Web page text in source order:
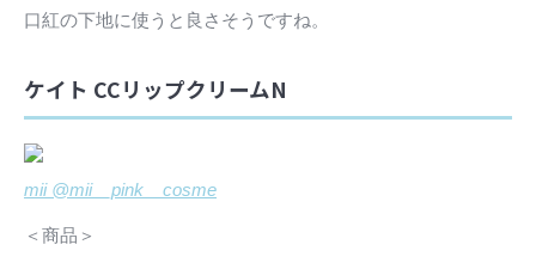
口紅の下地に使うと良さそうですね。
ケイト CCリップクリームN
mii @mii__pink__cosme
＜商品＞